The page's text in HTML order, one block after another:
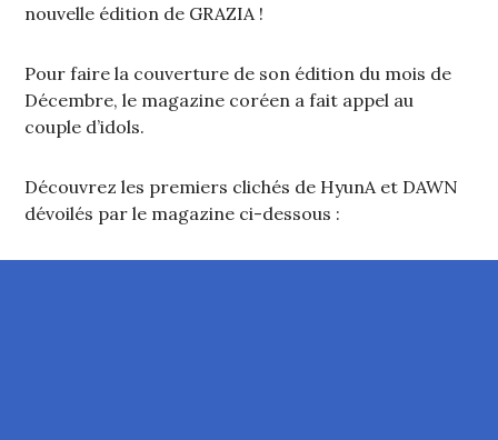
nouvelle édition de GRAZIA !
Pour faire la couverture de son édition du mois de
Décembre, le magazine coréen a fait appel au
couple d’idols.
Découvrez les premiers clichés de HyunA et DAWN
dévoilés par le magazine ci-dessous :